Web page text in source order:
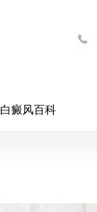
白癜风百科